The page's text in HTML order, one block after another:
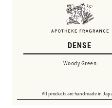
DENSE
Woody Green
All products are handmade in